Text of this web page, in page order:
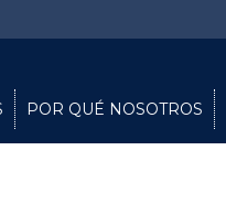
POR QUÉ NOSOTROS